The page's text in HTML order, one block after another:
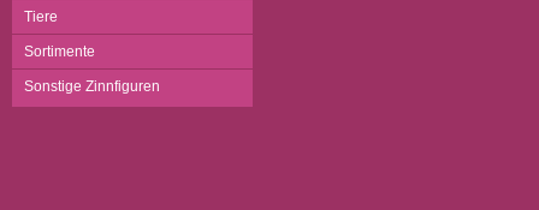
Tiere
Sortimente
Sonstige Zinnfiguren